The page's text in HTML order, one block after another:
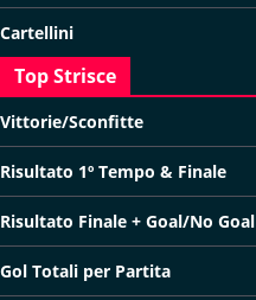
Cartellini
Top Strisce
Vittorie/Sconfitte
Risultato 1º Tempo & Finale
Risultato Finale + Goal/No Goal
Gol Totali per Partita